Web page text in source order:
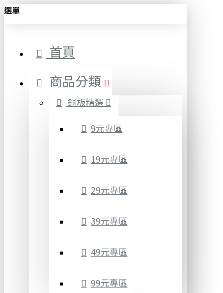
選單
首頁
商品分類
銅板精選
9元專區
19元專區
29元專區
39元專區
49元專區
99元專區